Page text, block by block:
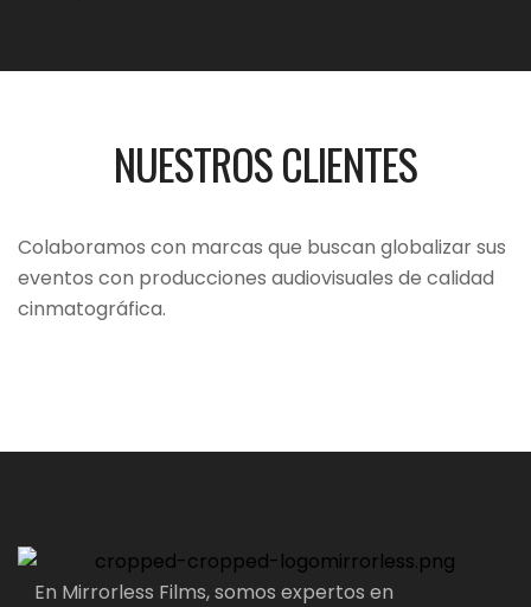
NUESTROS CLIENTES
Colaboramos con marcas que buscan globalizar sus
eventos con producciones audiovisuales de calidad
cinmatográfica.
En Mirrorless Films, somos expertos en